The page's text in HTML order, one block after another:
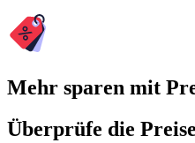
Mehr sparen mit
Überprüfe die